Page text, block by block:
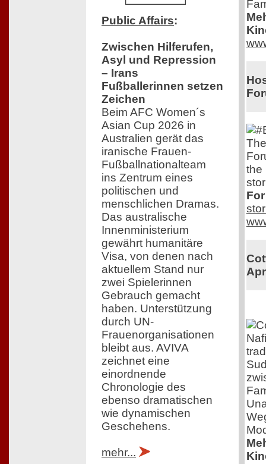
Public Affairs:
Zwischen Hilferufen,
Asyl und Repression
– Irans
Fußballerinnen setzen
Zeichen
Beim AFC Women´s
Asian Cup 2026 in
Australien gerät das
iranische Frauen-
Fußballnationalteam
ins Zentrum eines
politischen und
menschlichen Dramas.
Das australische
Innenministerium
gewährt humanitäre
Visa, von denen nach
aktuellem Stand nur
zwei Spielerinnen
Gebrauch gemacht
haben. Unterstützung
durch UN-
Frauenorganisationen
bleibt aus. AVIVA
zeichnet eine
einordnende
Chronologie des
ebenso dramatischen
wie dynamischen
Geschehens.
mehr...
the